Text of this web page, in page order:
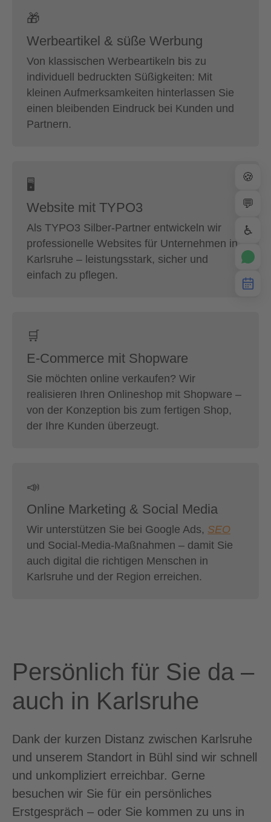
🎁
Werbeartikel & süße Werbung
Von klassischen Werbeartikeln bis zu
individuell bedruckten Süßigkeiten: Mit
kleinen Aufmerksamkeiten hinterlassen Sie
einen bleibenden Eindruck bei Kunden und
Partnern.
🖥
Website mit TYPO3
Als TYPO3 Silber-Partner entwickeln wir
professionelle Websites für Unternehmen in
Karlsruhe – leistungsstark, sicher und
einfach zu pflegen.
🛒
E-Commerce mit Shopware
Sie möchten online verkaufen? Wir
realisieren Ihren Onlineshop mit Shopware –
von der Konzeption bis zum fertigen Shop,
der Ihre Kunden überzeugt.
📣
Online Marketing & Social Media
Wir unterstützen Sie bei Google Ads, SEO
und Social-Media-Maßnahmen – damit Sie
auch digital die richtigen Menschen in
Karlsruhe und der Region erreichen.
Persönlich für Sie da –
auch in Karlsruhe
Dank der kurzen Distanz zwischen Karlsruhe
und unserem Standort in Bühl sind wir schnell
und unkompliziert erreichbar. Gerne
besuchen wir Sie für ein persönliches
Erstgespräch – oder Sie kommen zu uns in
🍪
💬
♿